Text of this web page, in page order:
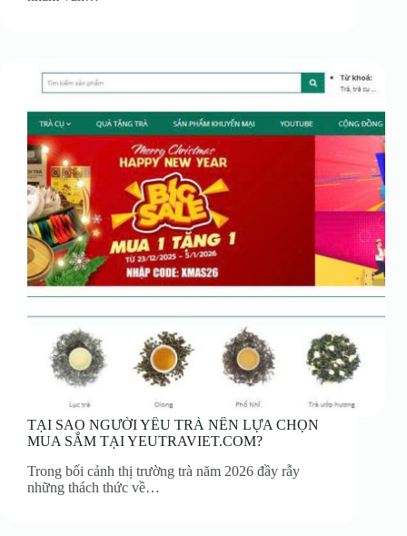
TẠI SAO NGƯỜI YÊU TRÀ NÊN LỰA CHỌN
MUA SẮM TẠI YEUTRAVIET.COM?
Trong bối cảnh thị trường trà năm 2026 đầy rẫy
những thách thức về…